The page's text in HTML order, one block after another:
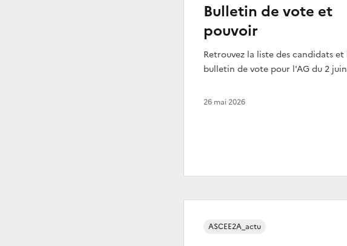
Bulletin de vote et
pouvoir
Retrouvez la liste des candidats et
bulletin de vote pour l'AG du 2
26 mai 2026
ASCEE2A_actu